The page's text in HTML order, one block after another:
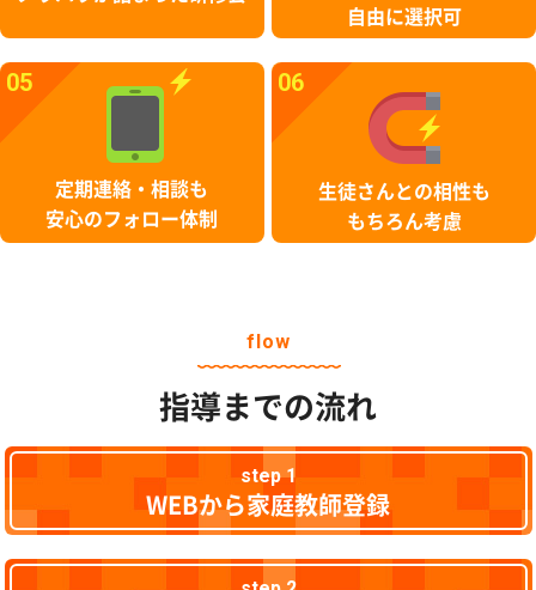
自由に選択可
05
定期連絡・相談も
安心のフォロー体制
06
生徒さんとの相性も
もちろん考慮
flow
指導までの流れ
step 1
WEBから家庭教師登録